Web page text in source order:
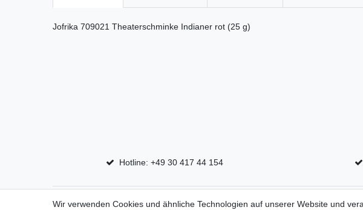
Jofrika 709021 Theaterschminke Indianer rot (25 g)
Hotline: +49 30 417 44 154
Top Marken Shop
Wir verwenden Cookies und ähnliche Technologien auf unserer Website und